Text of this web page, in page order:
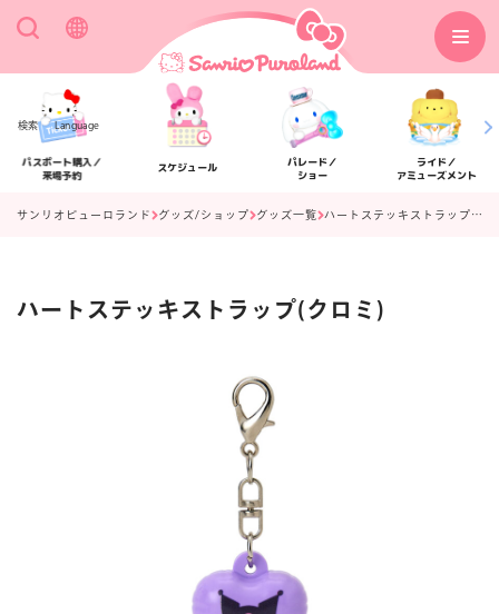
検索 Language
パスポート購入／
来場予約
スケジュール
パレード／
ショー
ライド／
アミューズメント
アクセス フロアマップ
サンリオピューロランド グッズ/ショップ グッズ一覧 ハートステッキストラップ(クロミ)
ハートステッキストラップ(クロミ)